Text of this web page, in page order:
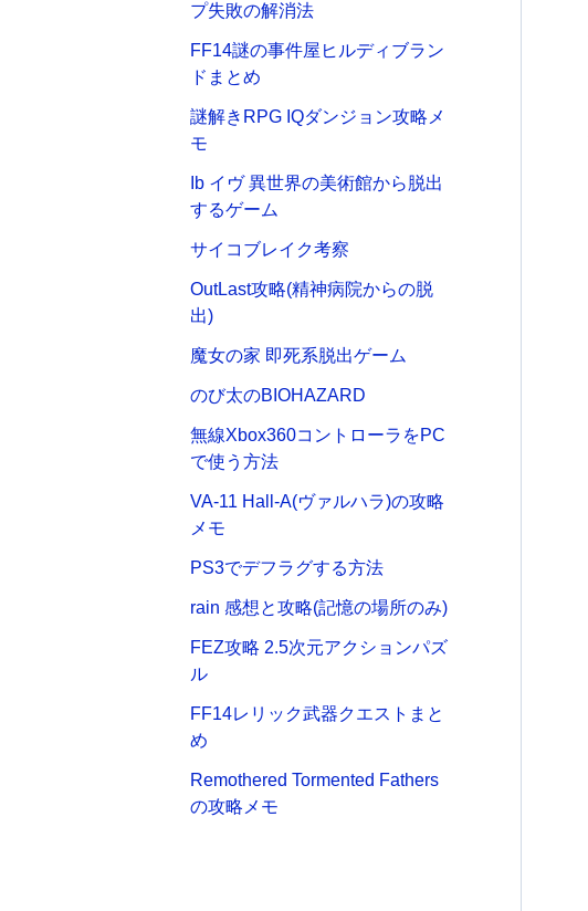
プ失敗の解消法
FF14謎の事件屋ヒルディブラン
ドまとめ
謎解きRPG IQダンジョン攻略メ
モ
Ib イヴ 異世界の美術館から脱出
するゲーム
サイコブレイク考察
OutLast攻略(精神病院からの脱
出)
魔女の家 即死系脱出ゲーム
のび太のBIOHAZARD
無線Xbox360コントローラをPC
で使う方法
VA-11 Hall-A(ヴァルハラ)の攻略
メモ
PS3でデフラグする方法
rain 感想と攻略(記憶の場所のみ)
FEZ攻略 2.5次元アクションパズ
ル
FF14レリック武器クエストまと
め
Remothered Tormented Fathers
の攻略メモ